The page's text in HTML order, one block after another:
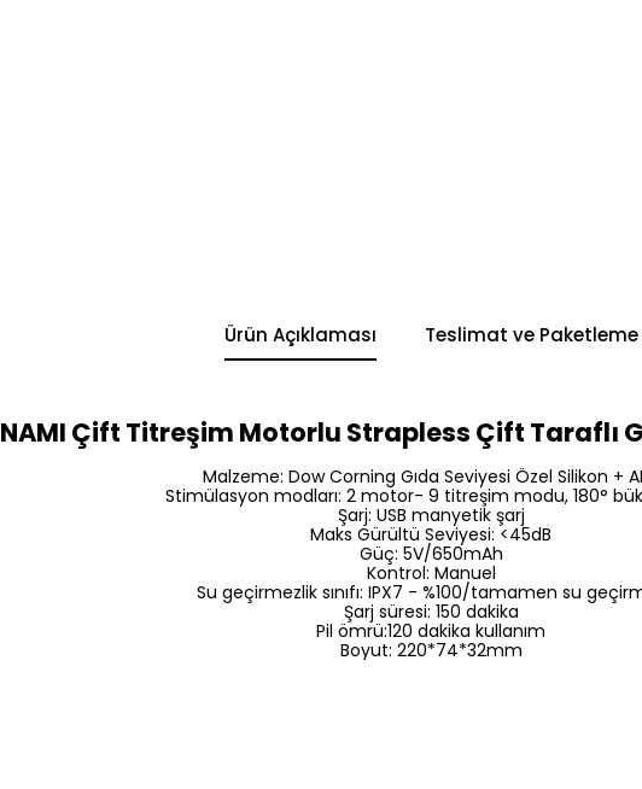
Ürün Açıklaması Teslimat ve Paketleme
NAMI Çift Titreşim Motorlu Strapless Çift Taraflı
Malzeme: Dow Corning Gıda Seviyesi Özel Silikon +
Stimülasyon modları: 2 motor- 9 titreşim modu, 180°
Şarj: USB manyetik şarj
Maks Gürültü Seviyesi: <45dB
Güç: 5V/650mAh
Kontrol: Manuel
Su geçirmezlik sınıfı: IPX7 - %100/tamamen su
Şarj süresi: 150 dakika
Pil ömrü:120 dakika kullanım
Boyut: 220*74*32mm